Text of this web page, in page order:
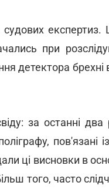
експертиз.
при
детектора брехні
за останні
пов'язані
ці висновки в
того, часто